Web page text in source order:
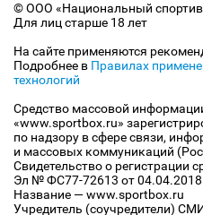
© ООО «Национальный
Для лиц старше 18 лет
На сайте применяются
Подробнее в Правилах
технологий
Средство массовой
«www.sportbox.ru»
по надзору в сфере связи,
и массовых коммуникаций
Свидетельство о регистрации
Эл № ФС77-72613 от 04.04.2018
Название — www.sportbox.ru
Учредитель (соучредители)